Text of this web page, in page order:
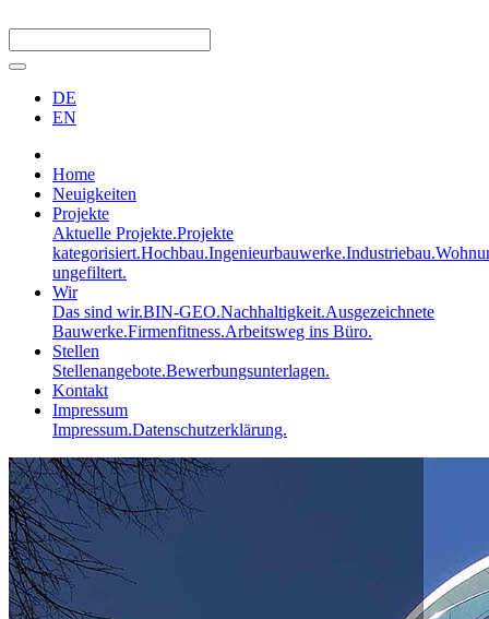
DE
EN
Home
Neuigkeiten
Projekte
Aktuelle Projekte.Projekte
kategorisiert.Hochbau.Ingenieurbauwerke.Industriebau.
ungefiltert.
Wir
Das sind wir.BIN-GEO.Nachhaltigkeit.Ausgezeichnete
Bauwerke.Firmenfitness.Arbeitsweg ins Büro.
Stellen
Stellenangebote.Bewerbungsunterlagen.
Kontakt
Impressum
Impressum.Datenschutzerklärung.